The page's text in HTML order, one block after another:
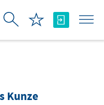
Kunze